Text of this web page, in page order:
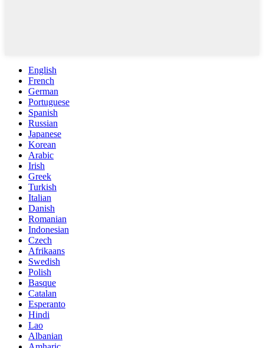
English
French
German
Portuguese
Spanish
Russian
Japanese
Korean
Arabic
Irish
Greek
Turkish
Italian
Danish
Romanian
Indonesian
Czech
Afrikaans
Swedish
Polish
Basque
Catalan
Esperanto
Hindi
Lao
Albanian